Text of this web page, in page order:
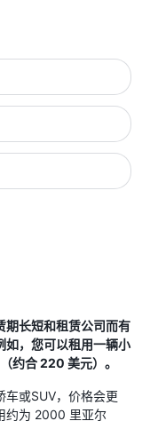
期长短和租赁公司而有
如，您可以租用一辆小
约合 220 美元）。
车或SUV，价格会更
约为 2000 里亚尔